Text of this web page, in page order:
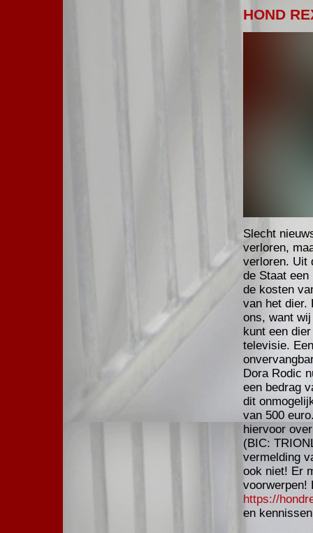
HOND
Slecht
verloren,
verloren. Uit
de Staat
de kosten
van het dier.
ons, want
kunt een
televisie.
Dora Rodic
een bedrag
dit
van 500
hiervoor
(BIC:
vermelding
ook niet! Er
voorwerpen!
https://
en